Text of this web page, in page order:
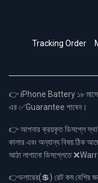
Tracking Order
👉 iPhone Battery ১৮
এর ✅Guarantee পাবেন।
👉 আপনার ক্রয়কৃত ডিসপ্লে
কালার এবং অন্যান্য বিষয় ঠিক
আঠা লাগানো ডিসপ্লেতে
👉ডলারের(💲) রেট কম বেশির